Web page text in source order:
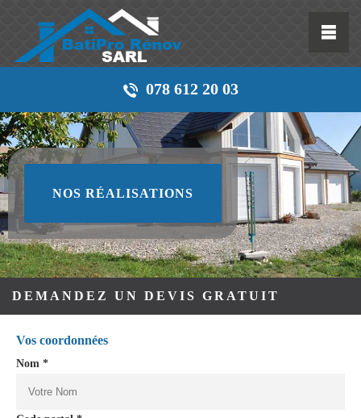
078 612 20 03
NOS RÉALISATIONS
DEMANDEZ UN DEVIS GRATUIT
Vos coordonnées
Nom *